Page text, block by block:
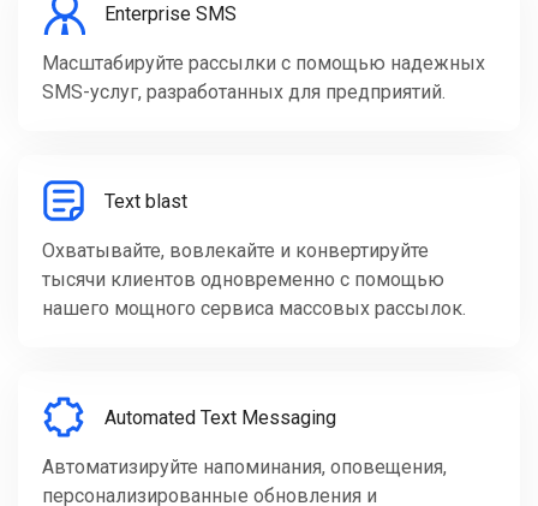
Enterprise SMS
Масштабируйте рассылки с помощью надежных
SMS-услуг, разработанных для предприятий.
Text blast
Охватывайте, вовлекайте и конвертируйте
тысячи клиентов одновременно с помощью
нашего мощного сервиса массовых рассылок.
Automated Text Messaging
Автоматизируйте напоминания, оповещения,
персонализированные обновления и